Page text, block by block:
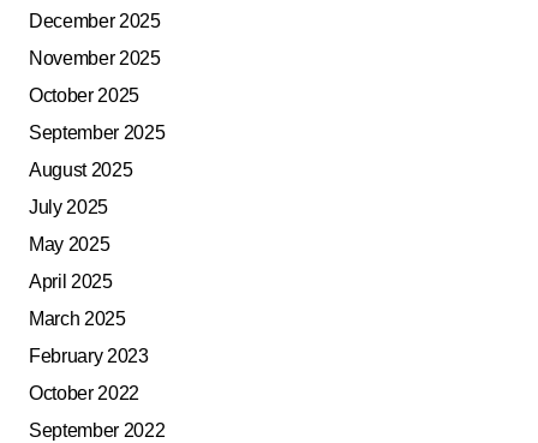
December 2025
November 2025
October 2025
September 2025
August 2025
July 2025
May 2025
April 2025
March 2025
February 2023
October 2022
September 2022